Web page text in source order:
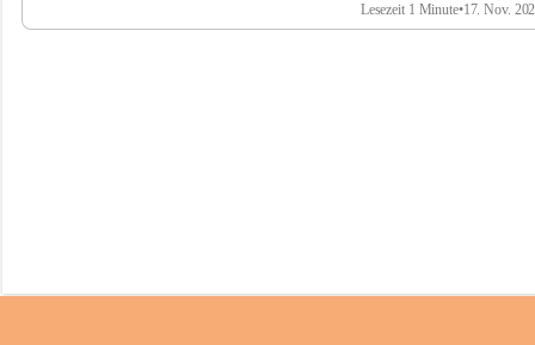
l
Lesezeit 1 Minute•17. Nov.